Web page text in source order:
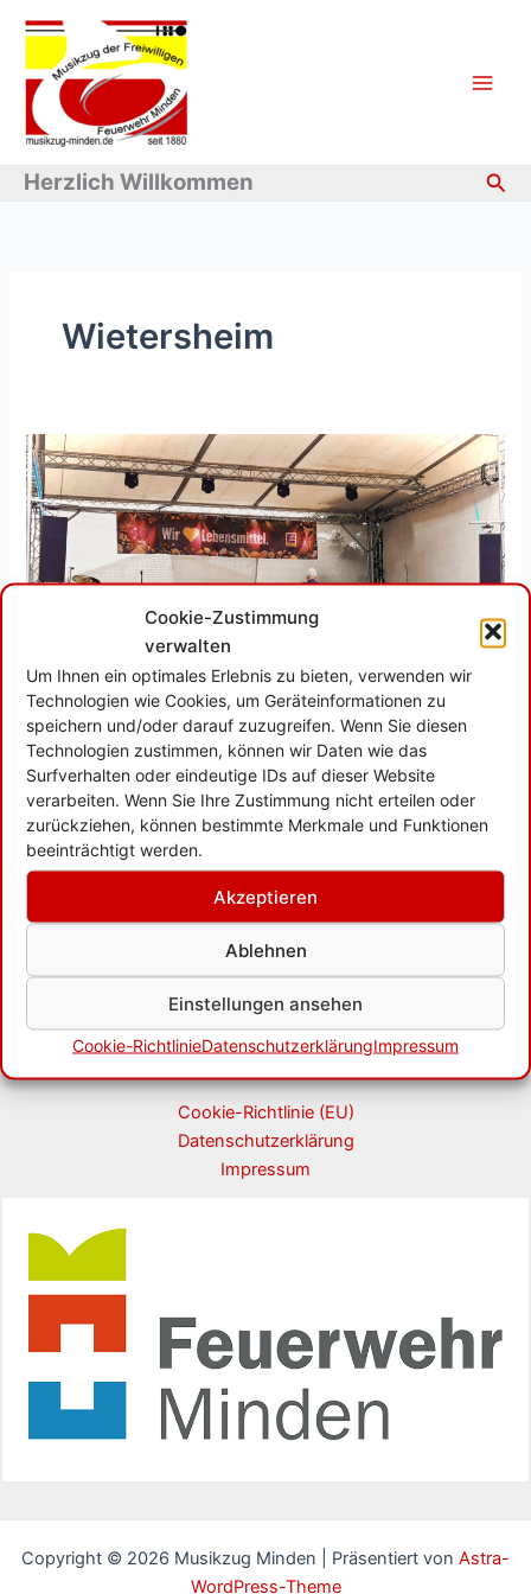
Cookie-Zustimmung
verwalten
Um Ihnen ein optimales Erlebnis zu bieten, verwenden wir
Technologien wie Cookies, um Geräteinformationen zu
speichern und/oder darauf zuzugreifen. Wenn Sie diesen
Technologien zustimmen, können wir Daten wie das
Surfverhalten oder eindeutige IDs auf dieser Website
verarbeiten. Wenn Sie Ihre Zustimmung nicht erteilen oder
zurückziehen, können bestimmte Merkmale und Funktionen
beeinträchtigt werden.
Akzeptieren
Ablehnen
Einstellungen ansehen
Cookie-RichtlinieDatenschutzerklärungImpressum
Inhalt
springen
Herzlich Willkommen
Wietersheim
Blasmusik für Freunde
Allgemein,Hauptorchester,Konzerte ,Musiker/ Lars Nelles
Wir durften bei „Blasmusik meets Friends“ in Wietersheim
ein tolles musikalisches Programm darbieten. Guten Laune
beim Publikum und bei den Musikern rundeten diesen
für
Cookie-Richtlinie (EU)
Datenschutzerklärung
Impressum
Copyright © 2026 Musikzug Minden | Präsentiert von Astra-
WordPress-Theme